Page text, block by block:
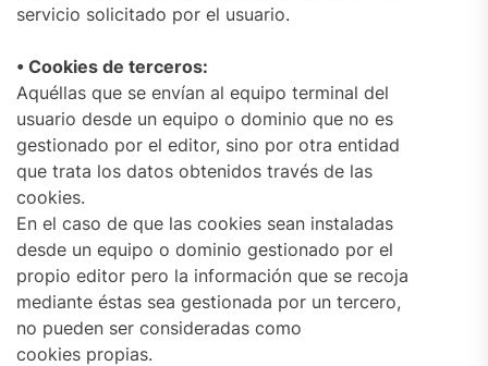
servicio solicitado por el usuario.
• Cookies de terceros:
Aquéllas que se envían al equipo terminal del
usuario desde un equipo o dominio que no es
gestionado por el editor, sino por otra entidad
que trata los datos obtenidos través de las
cookies.
En el caso de que las cookies sean instaladas
desde un equipo o dominio gestionado por el
propio editor pero la información que se recoja
mediante éstas sea gestionada por un tercero,
no pueden ser consideradas como
cookies propias.